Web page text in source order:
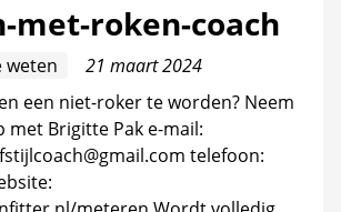
met-roken-coach
weten
21 maart 2024
een niet-roker te worden? Neem
met Brigitte Pak e-mail:
telefoon: